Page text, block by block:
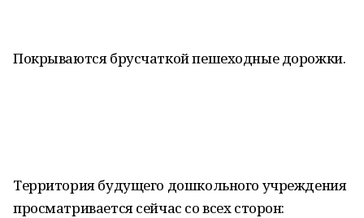
Покрываются брусчаткой пешеходные дорожки.
Территория будущего дошкольного учреждения
просматривается сейчас со всех сторон: